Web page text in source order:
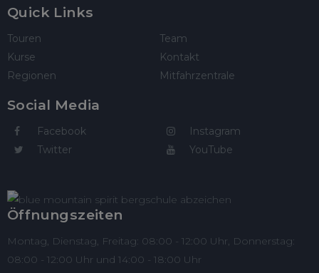
Quick Links
Touren
Kurse
Regionen
Team
Kontakt
Mitfahrzentrale
Social Media
Facebook
Twitter
Instagram
YouTube
Öffnungszeiten
Montag, Dienstag, Freitag: 08:00 - 12:00 Uhr, Donnerstag:
08:00 - 12:00 Uhr und 14:00 - 18:00 Uhr